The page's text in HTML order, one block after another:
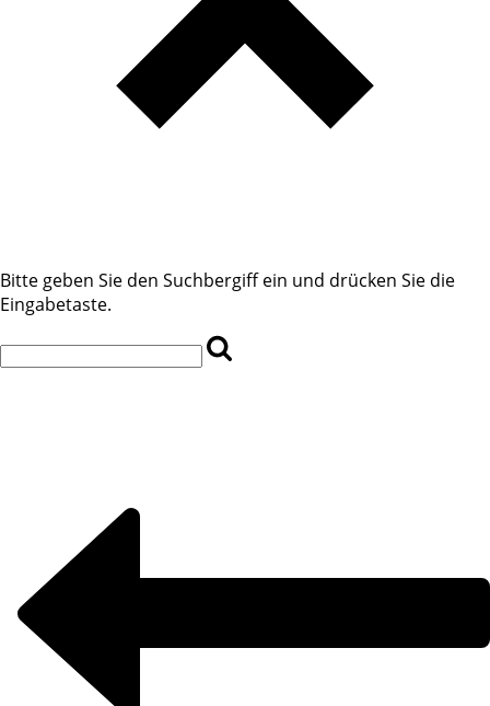
Bitte geben Sie den Suchbergiff ein und drücken Sie die
Eingabetaste.